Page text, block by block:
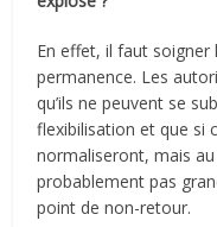
En effet, il faut soigner
permanence. Les
qu’ils ne peuvent se
flexibilisation et que si
normaliseront, mais au
probablement pas
point de non-retour.